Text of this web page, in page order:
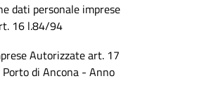
dati personale imprese
16 l.84/94
Autorizzate art. 17
di Ancona - Anno